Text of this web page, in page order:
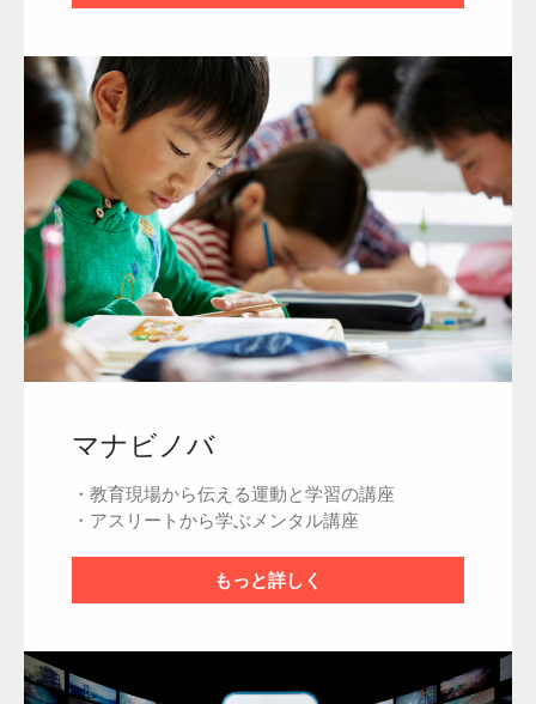
マナビノバ
・教育現場から伝える運動と学習の講座
・アスリートから学ぶメンタル講座
もっと詳しく